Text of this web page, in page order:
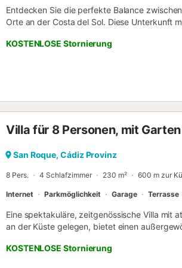
Entdecken Sie die perfekte Balance
Orte an der Costa del Sol. Diese Unterkunft
Privatparkplatz. Nur 18 km vom Golfplatz La
Golfbegeisterte und Aktivurlauber.
Umgebung mit einfachem Zugang zu
ausschließlich für Wohnzwecke bestimmt:
KOSTENLOSE Stornierung
Villa für 8 Personen, mit
San Roque, Cádiz Provinz
8 Pers. 4 Schlafzimmer 230 m² 600 m zur
Internet Parkmöglichkeit Garage Terrasse
Eine spektakuläre, zeitgenössische Villa mit
an der Küste gelegen, bietet einen
Moment macht. Sie befindet sich in einer
KOSTENLOSE Stornierung